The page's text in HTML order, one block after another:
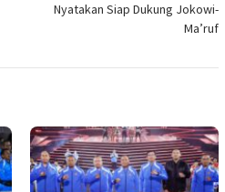
Nyatakan Siap Dukung Jokowi-
Ma’ruf